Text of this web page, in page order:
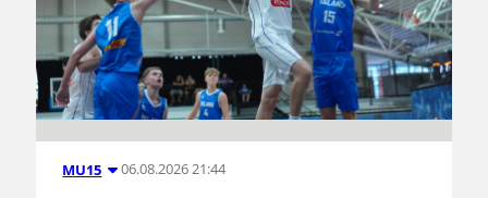
MU15 06.08.2026 21:44